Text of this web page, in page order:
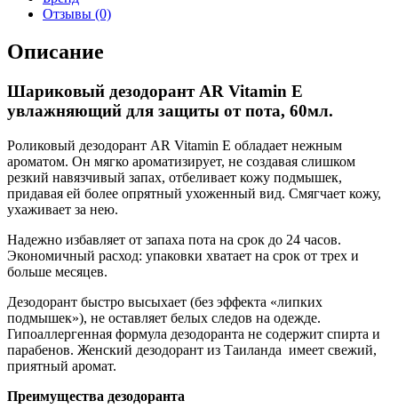
Отзывы (0)
Описание
Шариковый дезодорант AR Vitamin E
увлажняющий для защиты от пота, 60мл.
Роликовый дезодорант AR Vitamin E обладает нежным
ароматом. Он мягко ароматизирует, не создавая слишком
резкий навязчивый запах, отбеливает кожу подмышек,
придавая ей более опрятный ухоженный вид. Смягчает кожу,
ухаживает за нею.
Надежно избавляет от запаха пота на срок до 24 часов.
Экономичный расход: упаковки хватает на срок от трех и
больше месяцев.
Дезодорант быстро высыхает (без эффекта «липких
подмышек»), не оставляет белых следов на одежде.
Гипоаллергенная формула дезодоранта не содержит спирта и
парабенов. Женский дезодорант из Таиланда имеет свежий,
приятный аромат.
Преимущества дезодоранта